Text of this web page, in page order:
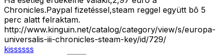
Chronicles.Paypal fizetéssel,steam reggel együtt bõ 5
perc alatt felraktam.
http://www.kinguin.net/catalog/category/view/s/europa-
universalis-iii-chronicles-steam-key/id/729/
kissssss